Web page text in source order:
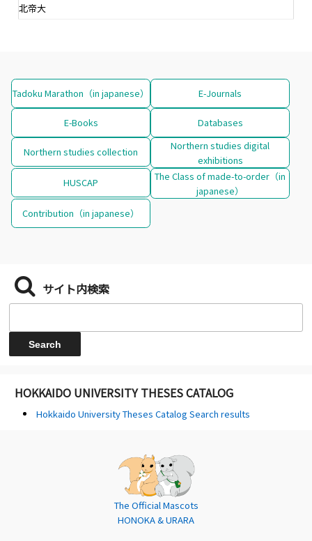
北帝大
Tadoku Marathon（in japanese） E-Journals
E-Books Databases
Northern studies collection
Northern studies digital
exhibitions
HUSCAP
The Class of made-to-order（in
japanese）
Contribution（in japanese）
サイト内検索
HOKKAIDO UNIVERSITY THESES CATALOG
Hokkaido University Theses Catalog Search results
The Official Mascots
HONOKA & URARA